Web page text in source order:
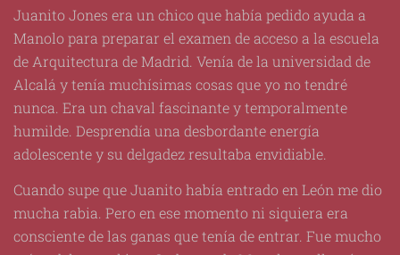
Juanito Jones era un chico que había pedido ayuda a
Manolo para preparar el examen de acceso a la escuela
de Arquitectura de Madrid. Venía de la universidad de
Alcalá y tenía muchísimas cosas que yo no tendré
nunca. Era un chaval fascinante y temporalmente
humilde. Desprendía una desbordante energía
adolescente y su delgadez resultaba envidiable.
Cuando supe que Juanito había entrado en León me dio
mucha rabia. Pero en ese momento ni siquiera era
consciente de las ganas que tenía de entrar. Fue mucho